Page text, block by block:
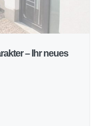
– Ihr neues